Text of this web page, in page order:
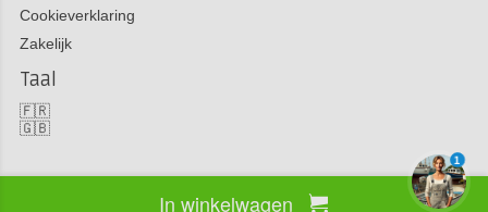
In winkelwagen
Cookieverklaring
Zakelijk
Taal
🇫🇷
🇬🇧
Copyright 2026 Polyestershoppen bv
1